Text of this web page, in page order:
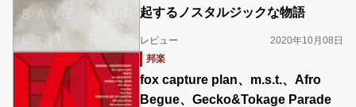
起するノスタルジックな物語
レビュー
2020年10月08日
邦楽
fox capture plan、m.s.t.、Afro
Begue、Gecko&Tokage Parade